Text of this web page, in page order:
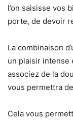
l’on saisisse vos
porte, de devoir
La combinaison
un plaisir intense
associez de la
vous permettra
Cela vous